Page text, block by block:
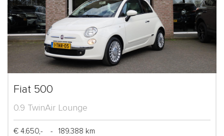
Fiat 500
0.9 TwinAir Lounge
€ 4.650,- -
189.388 km